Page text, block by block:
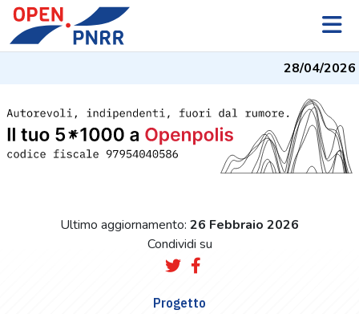
28/04/2026-
Ultimo aggiornamento: 26 Febbraio 2026
Condividi su
Progetto